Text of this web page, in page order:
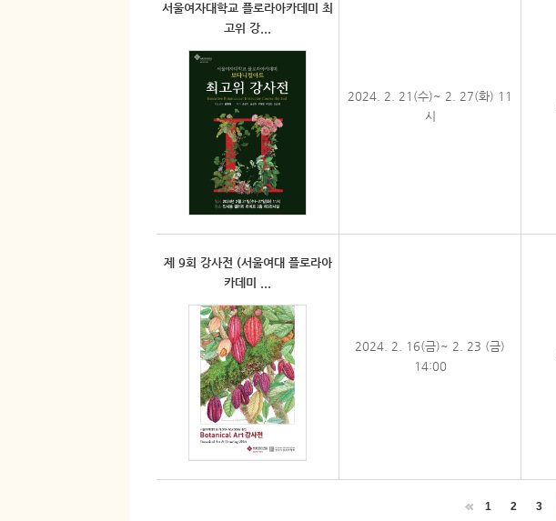
서울여자대학교 플로라아카데미 최
고위 강...
2024. 2. 21(수)~ 2. 27(화) 11
시
제 9회 강사전 (서울여대 플로라아
카데미 ...
2024. 2. 16(금)~ 2. 23 (금)
14:00
1 2 3